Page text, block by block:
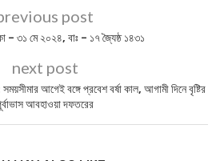
post
– ৩১ মে ২০২৪, বাঃ – ১৭ জ্যৈষ্ঠ ১৪৩১
next post
আগেই বঙ্গে প্রবেশ বর্ষা কাল, আগামী দিনে বৃষ্টির
আবহাওয়া দফতরের